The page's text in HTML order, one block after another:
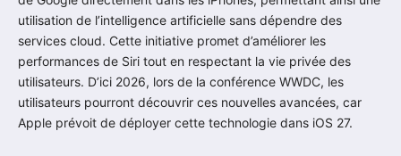
utilisation de l’intelligence artificielle sans dépendre des
services cloud. Cette initiative promet d’améliorer les
performances de Siri tout en respectant la vie privée des
utilisateurs. D’ici 2026, lors de la conférence WWDC, les
utilisateurs pourront découvrir ces nouvelles avancées, car
Apple prévoit de déployer cette technologie dans iOS 27.